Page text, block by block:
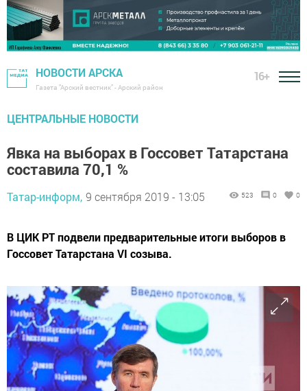
НОВОСТИ АРСКА
Газета "Арский вестник" - Арский район
16+
ЦЕНТРАЛЬНЫЕ НОВОСТИ
Явка на выборах в Госсовет Татарстана
составила 70,1 %
Татар-информ, 9 сентября 2019 - 13:05 523 0 0
В ЦИК РТ подвели предварительные итоги выборов в
Госсовет Татарстана VI созыва.